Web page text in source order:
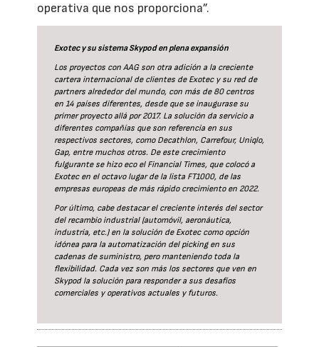
operativa que nos proporciona”.
Exotec y su sistema Skypod en plena expansión
Los proyectos con AAG son otra adición a la creciente
cartera internacional de clientes de Exotec y su red de
partners alrededor del mundo, con más de 80 centros
en 14 países diferentes, desde que se inaugurase su
primer proyecto allá por 2017. La solución da servicio a
diferentes compañías que son referencia en sus
respectivos sectores, como Decathlon, Carrefour, Uniqlo,
Gap, entre muchos otros. De este crecimiento
fulgurante se hizo eco el Financial Times, que colocó a
Exotec en el octavo lugar de la lista FT1000, de las
empresas europeas de más rápido crecimiento en 2022.
Por último, cabe destacar el creciente interés del sector
del recambio industrial (automóvil, aeronáutica,
industria, etc.) en la solución de Exotec como opción
idónea para la automatización del picking en sus
cadenas de suministro, pero manteniendo toda la
flexibilidad. Cada vez son más los sectores que ven en
Skypod la solución para responder a sus desafíos
comerciales y operativos actuales y futuros.